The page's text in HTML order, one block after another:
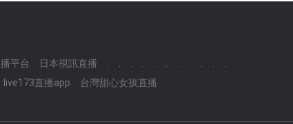
平台 日本視訊直播
live173直播app 台灣甜心女孩直播